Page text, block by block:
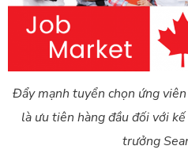
Đẩy mạnh tuyển chọn ứng
là ưu tiên hàng đầu đối với
trưởng